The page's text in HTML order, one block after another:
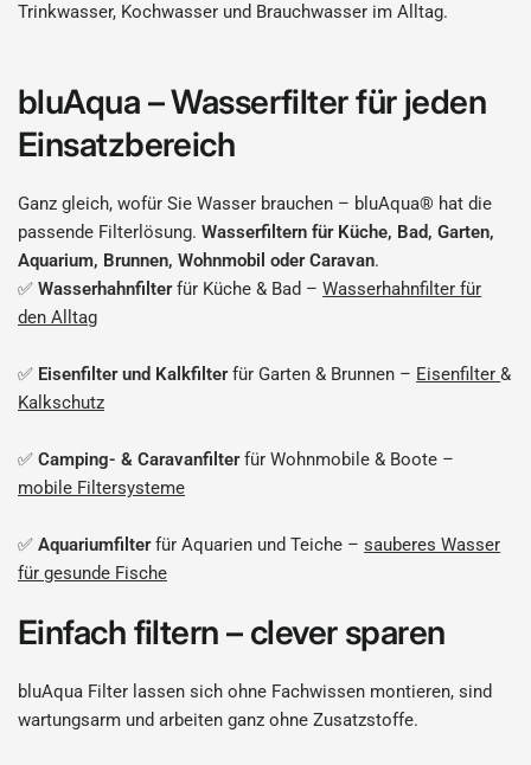
Trinkwasser, Kochwasser und Brauchwasser im Alltag.
bluAqua – Wasserfilter für jeden
Einsatzbereich
Ganz gleich, wofür Sie Wasser brauchen – bluAqua® hat die
passende Filterlösung.Wasserfiltern für Küche, Bad, Garten,
Aquarium, Brunnen, Wohnmobil oder Caravan.
✅Wasserhahnfilterfür Küche & Bad –Wasserhahnfilter für
den Alltag
✅ Eisenfilter und Kalkfilterfür Garten & Brunnen – Eisenfilter&
Kalkschutz
✅Camping- & Caravanfilterfür Wohnmobile & Boote –
mobile Filtersysteme
✅Aquariumfilterfür Aquarien und Teiche –sauberes Wasser
für gesunde Fische
Einfach filtern – clever sparen
bluAqua Filter lassen sich ohne Fachwissen montieren, sind
wartungsarm und arbeiten ganz ohne Zusatzstoffe.